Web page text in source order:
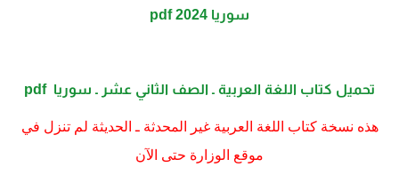
سوريا 2024 pdf
تحميل كتاب اللغة العربية ـ الصف الثاني عشر ـ سوريا pdf
هذه نسخة كتاب اللغة العربية غير المحدثة ـ الحديثة لم تنزل في
موقع الوزارة حتى الآن